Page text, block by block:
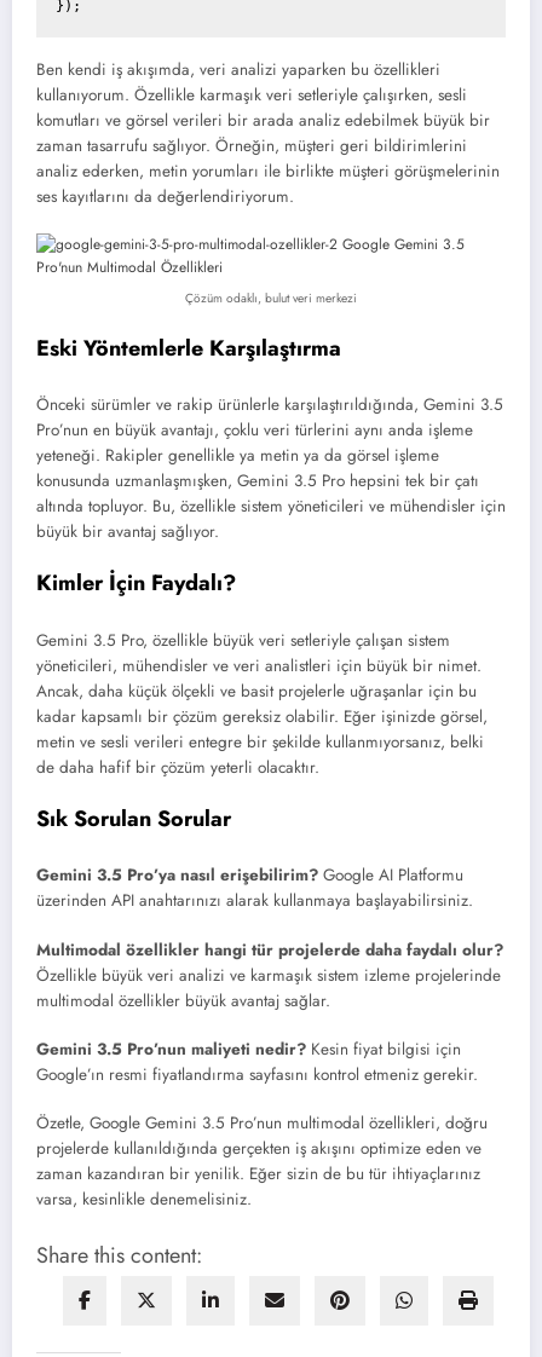
Ben kendi iş akışımda, veri analizi yaparken bu özellikleri
kullanıyorum. Özellikle karmaşık veri setleriyle çalışırken, sesli
komutları ve görsel verileri bir arada analiz edebilmek büyük bir
zaman tasarrufu sağlıyor. Örneğin, müşteri geri bildirimlerini
analiz ederken, metin yorumları ile birlikte müşteri görüşmelerinin
ses kayıtlarını da değerlendiriyorum.
Çözüm odaklı, bulut veri merkezi
Eski Yöntemlerle Karşılaştırma
Önceki sürümler ve rakip ürünlerle karşılaştırıldığında, Gemini 3.5
Pro’nun en büyük avantajı, çoklu veri türlerini aynı anda işleme
yeteneği. Rakipler genellikle ya metin ya da görsel işleme
konusunda uzmanlaşmışken, Gemini 3.5 Pro hepsini tek bir çatı
altında topluyor. Bu, özellikle sistem yöneticileri ve mühendisler için
büyük bir avantaj sağlıyor.
Kimler İçin Faydalı?
Gemini 3.5 Pro, özellikle büyük veri setleriyle çalışan sistem
yöneticileri, mühendisler ve veri analistleri için büyük bir nimet.
Ancak, daha küçük ölçekli ve basit projelerle uğraşanlar için bu
kadar kapsamlı bir çözüm gereksiz olabilir. Eğer işinizde görsel,
metin ve sesli verileri entegre bir şekilde kullanmıyorsanız, belki
de daha hafif bir çözüm yeterli olacaktır.
Sık Sorulan Sorular
Gemini 3.5 Pro’ya nasıl erişebilirim? Google AI Platformu
üzerinden API anahtarınızı alarak kullanmaya başlayabilirsiniz.
Multimodal özellikler hangi tür projelerde daha faydalı olur?
Özellikle büyük veri analizi ve karmaşık sistem izleme projelerinde
multimodal özellikler büyük avantaj sağlar.
Gemini 3.5 Pro’nun maliyeti nedir? Kesin fiyat bilgisi için
Google’ın resmi fiyatlandırma sayfasını kontrol etmeniz gerekir.
Özetle, Google Gemini 3.5 Pro’nun multimodal özellikleri, doğru
projelerde kullanıldığında gerçekten iş akışını optimize eden ve
zaman kazandıran bir yenilik. Eğer sizin de bu tür ihtiyaçlarınız
varsa, kesinlikle denemelisiniz.
Share this content: